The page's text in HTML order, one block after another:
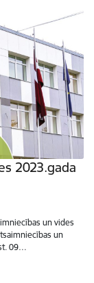
2023.gada
un vides
un
09…